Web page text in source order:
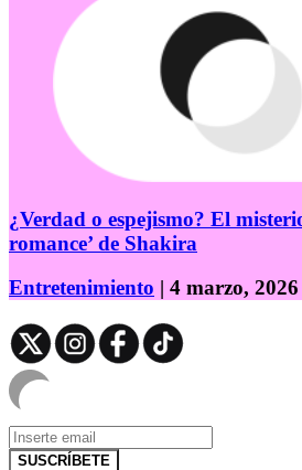
¿Verdad o espejismo? El
romance’ de Shakira
Entretenimiento | 4 marzo, 2026
SUSCRÍBETE